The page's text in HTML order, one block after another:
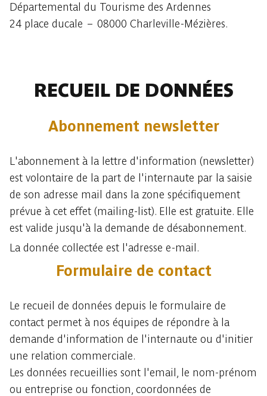
Départemental du Tourisme des Ardennes
24 place ducale – 08000 Charleville-Mézières.
RECUEIL DE DONNÉES
Abonnement newsletter
L'abonnement à la lettre d'information (newsletter)
est volontaire de la part de l'internaute par la saisie
de son adresse mail dans la zone spécifiquement
prévue à cet effet (mailing-list). Elle est gratuite. Elle
est valide jusqu'à la demande de désabonnement.
La donnée collectée est l'adresse e-mail.
Formulaire de contact
Le recueil de données depuis le formulaire de
contact permet à nos équipes de répondre à la
demande d'information de l'internaute ou d'initier
une relation commerciale.
Les données recueillies sont l'email, le nom-prénom
ou entreprise ou fonction, coordonnées de